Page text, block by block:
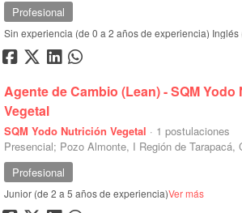
Profesional
Sin experiencia (de 0 a 2 años de experiencia) Inglés
Agente de Cambio (Lean) - SQM Yodo
Vegetal
SQM Yodo Nutrición Vegetal ·
Presencial; Pozo Almonte, I Región de Tarapacá,
1 postulaciones
Profesional
Junior (de 2 a 5 años de experiencia)Ver más